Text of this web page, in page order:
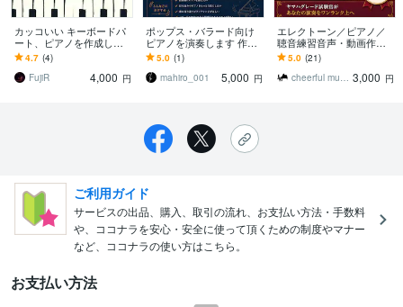
カッコいい キーボードパ
ート、ピアノを作成しま
す まずはお気軽にご相談
ください！
4.7 (4)
FujiR
4,000 円
ポップス・バラード向け
ピアノを演奏します 作編
曲・ミックス経験を活か
し楽曲に馴染むピアノを
演奏します。
5.0 (1)
mahiro_001
5,000 円
エレクトーン／ピアノ／
聴音練習音声・動画作り
ます 動画を真似して上
達！合唱音取り・音大受
験・グレード試験対策も
5.0 (21)
cheerful music｜音楽講師 3,000 円
ご利用ガイド
サービスの出品、購入、取引の流れ、お支払い方法・手数料
や、ココナラを安心・安全に使って頂くための制度やマナー
など、ココナラの使い方はこちら。
お支払い方法